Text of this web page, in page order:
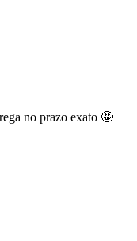
no prazo exato 🤩